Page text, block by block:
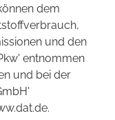
dem
und den
entnommen
und bei der